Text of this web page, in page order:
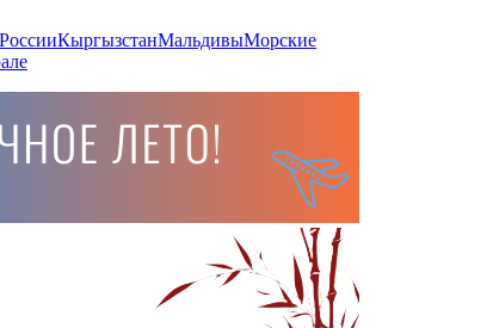
КыргызстанМальдивыМорские